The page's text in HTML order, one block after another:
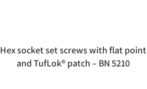
Hex socket set screws with flat point
and TufLok® patch – BN 5210